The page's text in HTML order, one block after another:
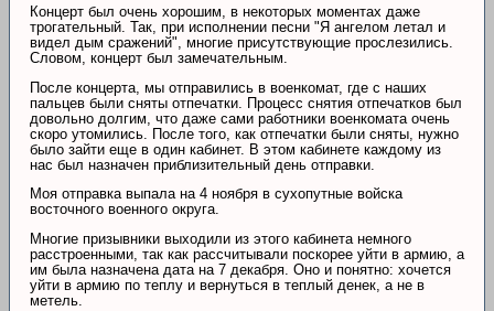
Концерт был очень хорошим, в некоторых моментах даже
трогательный. Так, при исполнении песни "Я ангелом летал и
видел дым сражений", многие присутствующие прослезились.
Словом, концерт был замечательным.
После концерта, мы отправились в военкомат, где с наших
пальцев были сняты отпечатки. Процесс снятия отпечатков был
довольно долгим, что даже сами работники военкомата очень
скоро утомились. После того, как отпечатки были сняты, нужно
было зайти еще в один кабинет. В этом кабинете каждому из
нас был назначен приблизительный день отправки.
Моя отправка выпала на 4 ноября в сухопутные войска
восточного военного округа.
Многие призывники выходили из этого кабинета немного
расстроенными, так как рассчитывали поскорее уйти в армию, а
им была назначена дата на 7 декабря. Оно и понятно: хочется
уйти в армию по теплу и вернуться в теплый денек, а не в
метель.